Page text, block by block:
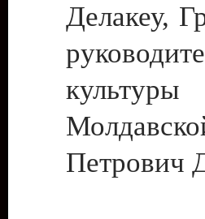
Делакеу,
Петрович